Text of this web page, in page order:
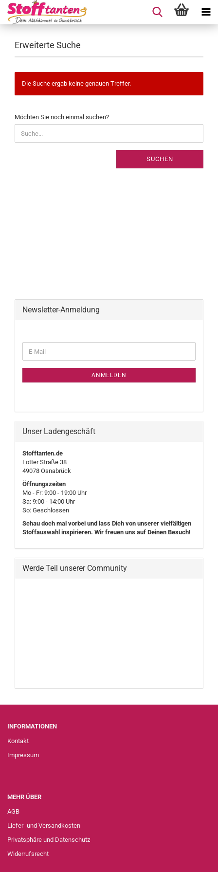
Erweiterte Suche
Die Suche ergab keine genauen Treffer.
MÖCHTEN
SIE
NOCH
EINMAL
Möchten Sie noch einmal suchen?
SUCHEN
Newsletter-Anmeldung
ZUR
E-
Mail
ANMELDEN
Unser Ladengeschäft
Stofftanten.de
Lotter Straße 38
49078 Osnabrück
Öffnungszeiten
Mo - Fr: 9:00 - 19:00 Uhr
Sa: 9:00 - 14:00 Uhr
So: Geschlossen
Schau doch mal vorbei und lass Dich von unserer vielfältigen
Stoffauswahl inspirieren. Wir freuen uns auf Deinen Besuch!
Werde Teil unserer Community
INFORMATIONEN
Kontakt
Impressum
MEHR ÜBER
AGB
Liefer- und Versandkosten
Privatsphäre und Datenschutz
Widerrufsrecht